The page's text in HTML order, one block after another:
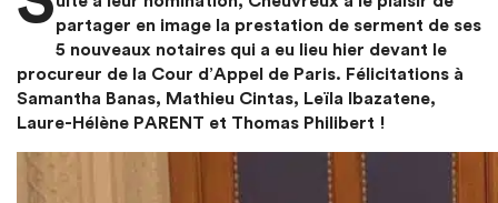
partager en image la prestation de serment de ses
5 nouveaux notaires qui a eu lieu hier devant le
procureur de la Cour d’Appel de Paris. Félicitations à
Samantha Banas, Mathieu Cintas, Leïla Ibazatene,
Laure-Hélène PARENT et Thomas Philibert !